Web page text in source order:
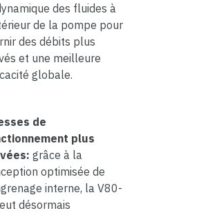
des fluides à
de la pompe pour
des débits plus
et une meilleure
globale.
de
plus
grâce à la
optimisée de
interne, la V80-
désormais